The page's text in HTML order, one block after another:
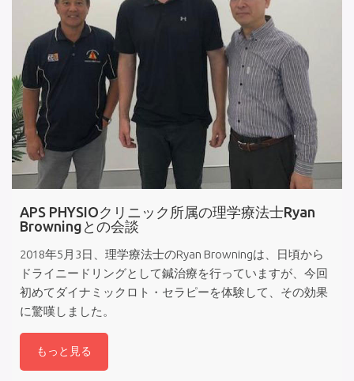
APS PHYSIOクリニック所属の理学療法士Ryan
Browningとの会談
2018年5月3日、理学療法士のRyan Browningは、日頃から
ドライニードリングとして鍼治療を行っていますが、今回
初めてダイナミックロト・セラピーを体験して、その効果
に驚嘆しました。
もっと見る